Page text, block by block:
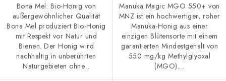
Bona Mel: Bio-Honig von
außergewöhnlicher Qualität
Bona Mel produziert Bio-Honig
mit Respekt vor Natur und
Bienen. Der Honig wird
nachhaltig in unberührten
Naturgebieten ohne...
Manuka Magic MGO 550+ von
MNZ ist ein hochwertiger, roher
Manuka-Honig aus einer
einzigen Blütensorte mit einem
garantierten Mindestgehalt von
550 mg/kg Methylglyoxal
(MGO)....